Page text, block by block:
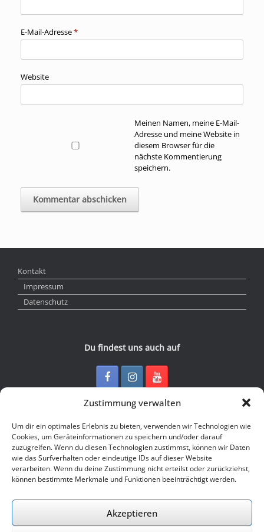
Zustimmung verwalten
Um dir ein optimales Erlebnis zu bieten, verwenden wir Technologien wie
Cookies, um Geräteinformationen zu speichern und/oder darauf
zuzugreifen. Wenn du diesen Technologien zustimmst, können wir Daten
wie das Surfverhalten oder eindeutige IDs auf dieser Website
verarbeiten. Wenn du deine Zustimmung nicht erteilst oder zurückziehst,
können bestimmte Merkmale und Funktionen beeinträchtigt werden.
Akzeptieren
E-Mail-Adresse*
Website
Meinen Namen, meine E-Mail-
Adresse und meine Website in
diesem Browser für die
nächste Kommentierung
speichern.
Kontakt
Impressum
Datenschutz
Du findest uns auch auf
Kontakt
Junge Presse Niedersachsen e.V.
Rückertstraße 10
30169 Hannover